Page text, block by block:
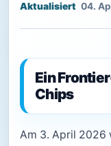
04.
Ein
Chips
Am 3. April 2026